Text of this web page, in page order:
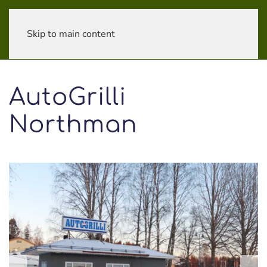
Skip to main content
AutoGrilli
Northman